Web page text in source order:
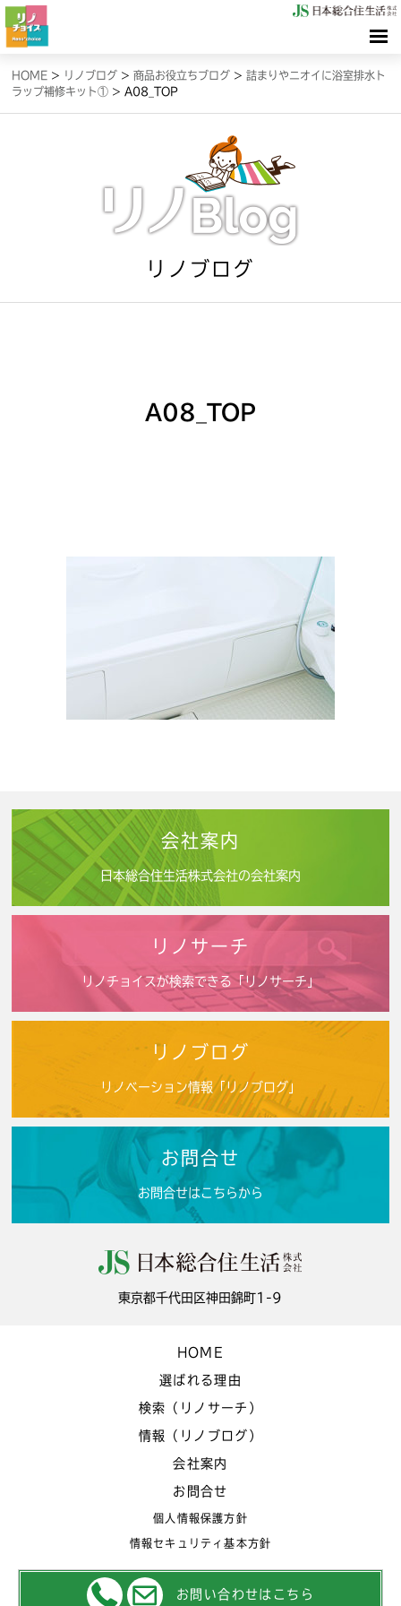
HOME
HOME > リノブログ >商品お役立ちブログ >詰まりやニオイに浴室排水ト
ラップ補修キット① > A08_TOP
リノブログ
A08_TOP
会社案内
日本総合住生活株式会社の会社案内
リノサーチ
リノチョイスが検索できる「リノサーチ」
リノブログ
リノベーション情報「リノブログ」
お問合せ
お問合せはこちらから
東京都千代田区神田錦町1-9
HOME
選ばれる理由
検索（リノサーチ）
情報（リノブログ）
会社案内
お問合せ
個人情報保護方針
情報セキュリティ基本方針
お問い合わせはこちら